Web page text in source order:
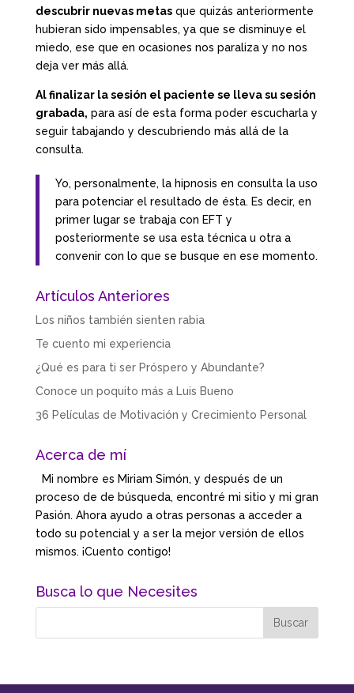
descubrir nuevas metasque quizás anteriormente
hubieran sido impensables, ya que se disminuye el
miedo, ese que en ocasiones nos paraliza y no nos
deja ver más allá.
Al finalizar la sesión el paciente se lleva su sesión
grabada, para así de esta forma poder escucharla y
seguir tabajando y descubriendo más allá de la
consulta.
Yo, personalmente, la hipnosis en consulta la uso
para potenciar el resultado de ésta. Es decir, en
primer lugar se trabaja con EFT y
posteriormente se usa esta técnica u otra a
convenir con lo que se busque en ese momento.
Artículos Anteriores
Los niños también sienten rabia
Te cuento mi experiencia
¿Qué es para ti ser Próspero y Abundante?
Conoce un poquito más a Luis Bueno
36 Películas de Motivación y Crecimiento Personal
Acerca de mí
Mi nombre es Miriam Simón, y después de un
proceso de de búsqueda, encontré mi sitio y mi gran
Pasión. Ahora ayudo a otras personas a acceder a
todo su potencial y a ser la mejor versión de ellos
mismos. ¡Cuento contigo!
Busca lo que Necesites